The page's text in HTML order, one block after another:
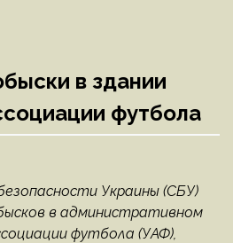
в здании
футбола
Украины (СБУ)
в административном
футбола (УАФ),